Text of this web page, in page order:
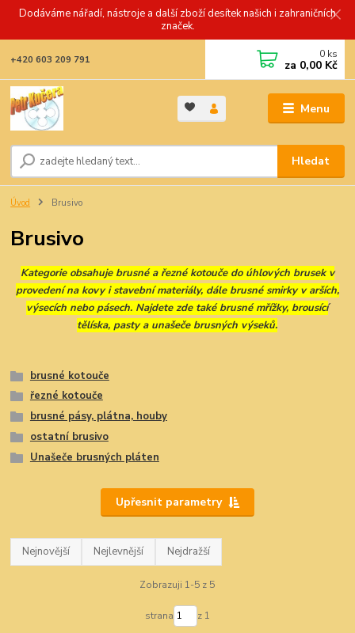
Dodáváme nářadí, nástroje a další zboží desítek našich i zahraničních
značek.
Menu
Hledat
+420 603 209 791 0 ks
za 0,00 Kč
Úvod Brusivo
Brusivo
Kategorie obsahuje brusné a řezné kotouče do úhlových brusek v
provedení na kovy i stavební materiály, dále brusné smirky v arších,
výsecích nebo pásech. Najdete zde také brusné mřížky, brousící
tělíska, pasty a unašeče brusných výseků.
brusné kotouče
řezné kotouče
brusné pásy, plátna, houby
ostatní brusivo
Unašeče brusných pláten
Upřesnit parametry
Nejnovější Nejlevnější Nejdražší
Zobrazuji 1-5 z 5
strana z 1